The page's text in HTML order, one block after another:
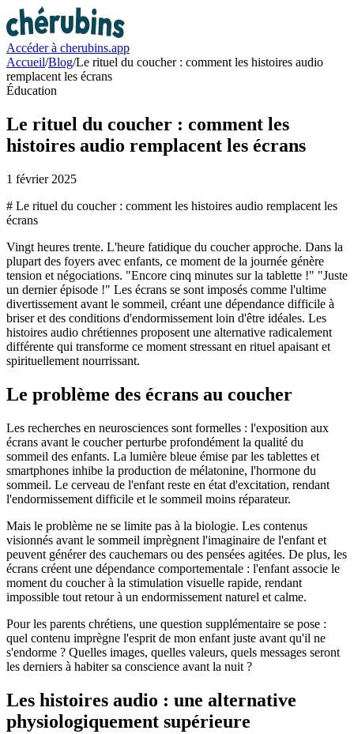
Accéder à cherubins.app
Accueil/Blog/Le rituel du coucher : comment les histoires audio
remplacent les écrans
Éducation
Le rituel du coucher : comment les
histoires audio remplacent les écrans
1 février 2025
# Le rituel du coucher : comment les histoires audio remplacent les
écrans
Vingt heures trente. L'heure fatidique du coucher approche. Dans la
plupart des foyers avec enfants, ce moment de la journée génère
tension et négociations. "Encore cinq minutes sur la tablette !" "Juste
un dernier épisode !" Les écrans se sont imposés comme l'ultime
divertissement avant le sommeil, créant une dépendance difficile à
briser et des conditions d'endormissement loin d'être idéales. Les
histoires audio chrétiennes proposent une alternative radicalement
différente qui transforme ce moment stressant en rituel apaisant et
spirituellement nourrissant.
Le problème des écrans au coucher
Les recherches en neurosciences sont formelles : l'exposition aux
écrans avant le coucher perturbe profondément la qualité du
sommeil des enfants. La lumière bleue émise par les tablettes et
smartphones inhibe la production de mélatonine, l'hormone du
sommeil. Le cerveau de l'enfant reste en état d'excitation, rendant
l'endormissement difficile et le sommeil moins réparateur.
Mais le problème ne se limite pas à la biologie. Les contenus
visionnés avant le sommeil imprègnent l'imaginaire de l'enfant et
peuvent générer des cauchemars ou des pensées agitées. De plus, les
écrans créent une dépendance comportementale : l'enfant associe le
moment du coucher à la stimulation visuelle rapide, rendant
impossible tout retour à un endormissement naturel et calme.
Pour les parents chrétiens, une question supplémentaire se pose :
quel contenu imprègne l'esprit de mon enfant juste avant qu'il ne
s'endorme ? Quelles images, quelles valeurs, quels messages seront
les derniers à habiter sa conscience avant la nuit ?
Les histoires audio : une alternative
physiologiquement supérieure